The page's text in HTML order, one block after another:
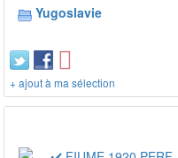
Yugoslavie
+ ajout à ma sélection